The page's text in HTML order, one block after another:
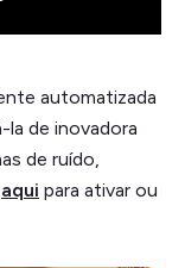
automatizada
la de inovadora
de ruído,
aqui para ativar ou